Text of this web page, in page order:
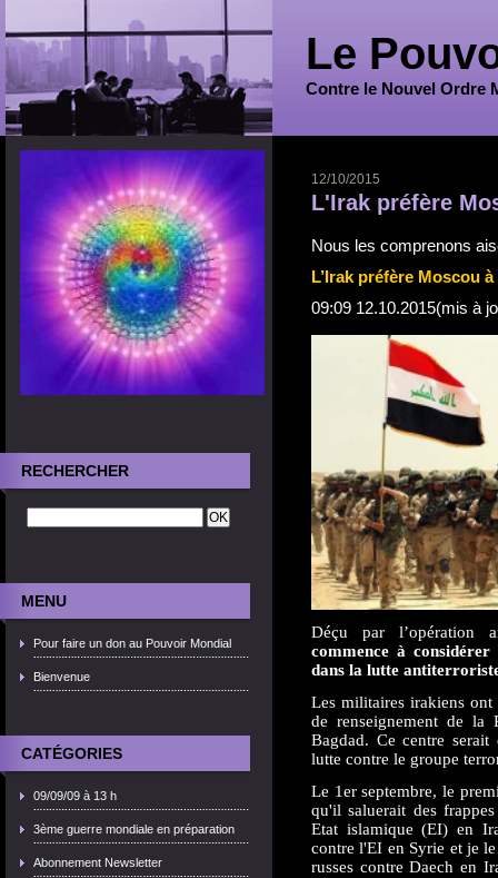
Le
Contre le Nouvel Ordre
RECHERCHER
MENU
Pour faire un don au Pouvoir Mondial
Bienvenue
CATÉGORIES
09/09/09 à 13 h
3ème guerre mondiale en préparation
Abonnement Newsletter
12/10/2015
L'Irak préfère
Nous les comprenons
L’Irak préfère Moscou
09:09 12.10.2015(mis à
Déçu par l’opération
commence à
dans la lutte
Les militaires irakiens ont
de renseignement de
Bagdad. Ce centre
lutte contre le groupe
Le 1er septembre, le
qu'il saluerait des
Etat islamique (EI) en
contre l'EI en Syrie et je
russes contre Daech en